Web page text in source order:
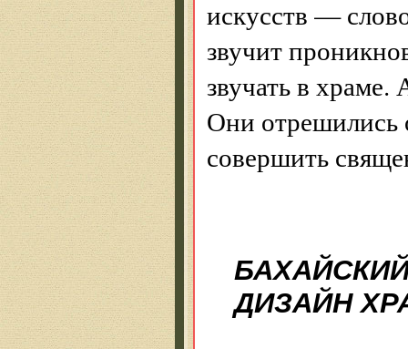
искусств —
звучит
звучать в
Они отрешились
совершить
ДИЗАЙН